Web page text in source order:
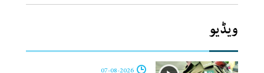
ویڈیو